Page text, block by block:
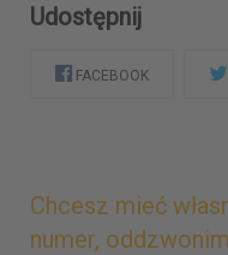
Udostępnij
FACEBOOK
Chcesz mieć
numer,